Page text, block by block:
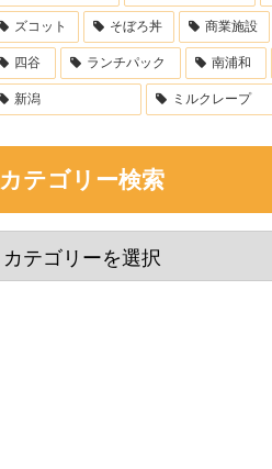
ズコット そぼろ丼 商業施設
四谷 ランチパック 南浦和
新潟 ミルクレープ
カテゴリー検索